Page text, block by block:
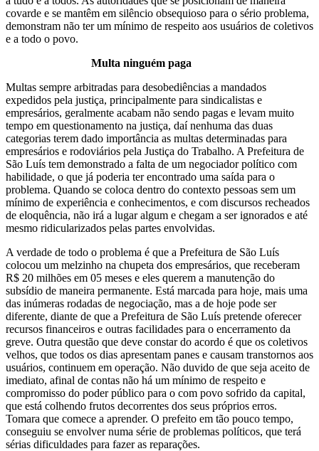
covarde e se mantêm em silêncio obsequioso para o sério problema,
demonstram não ter um mínimo de respeito aos usuários de coletivos
e a todo o povo.
Multa ninguém paga
Multas sempre arbitradas para desobediências a mandados
expedidos pela justiça, principalmente para sindicalistas e
empresários, geralmente acabam não sendo pagas e levam muito
tempo em questionamento na justiça, daí nenhuma das duas
categorias terem dado importância as multas determinadas para
empresários e rodoviários pela Justiça do Trabalho. A Prefeitura de
São Luís tem demonstrado a falta de um negociador político com
habilidade, o que já poderia ter encontrado uma saída para o
problema. Quando se coloca dentro do contexto pessoas sem um
mínimo de experiência e conhecimentos, e com discursos recheados
de eloquência, não irá a lugar algum e chegam a ser ignorados e até
mesmo ridicularizados pelas partes envolvidas.
A verdade de todo o problema é que a Prefeitura de São Luís
colocou um melzinho na chupeta dos empresários, que receberam
R$ 20 milhões em 05 meses e eles querem a manutenção do
subsídio de maneira permanente. Está marcada para hoje, mais uma
das inúmeras rodadas de negociação, mas a de hoje pode ser
diferente, diante de que a Prefeitura de São Luís pretende oferecer
recursos financeiros e outras facilidades para o encerramento da
greve. Outra questão que deve constar do acordo é que os coletivos
velhos, que todos os dias apresentam panes e causam transtornos aos
usuários, continuem em operação. Não duvido de que seja aceito de
imediato, afinal de contas não há um mínimo de respeito e
compromisso do poder público para o com povo sofrido da capital,
que está colhendo frutos decorrentes dos seus próprios erros.
Tomara que comece a aprender. O prefeito em tão pouco tempo,
conseguiu se envolver numa série de problemas políticos, que terá
sérias dificuldades para fazer as reparações.